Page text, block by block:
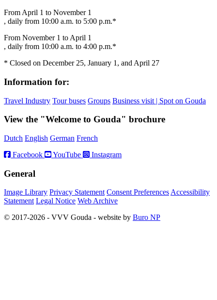
From April 1 to November 1
, daily from 10:00 a.m. to 5:00 p.m.*
From November 1 to April 1
, daily from 10:00 a.m. to 4:00 p.m.*
* Closed on December 25, January 1, and April 27
Information for:
Travel Industry Tour buses Groups Business visit | Spot on Gouda
View the "Welcome to Gouda" brochure
Dutch English German French
Facebook
YouTube Instagram
General
Image Library Privacy Statement Consent PreferencesAccessibility
Statement Legal Notice Web Archive
© 2017-2026 - VVV Gouda - website by Buro NP